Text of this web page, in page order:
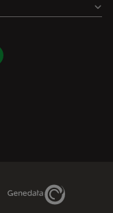
Genedata Link